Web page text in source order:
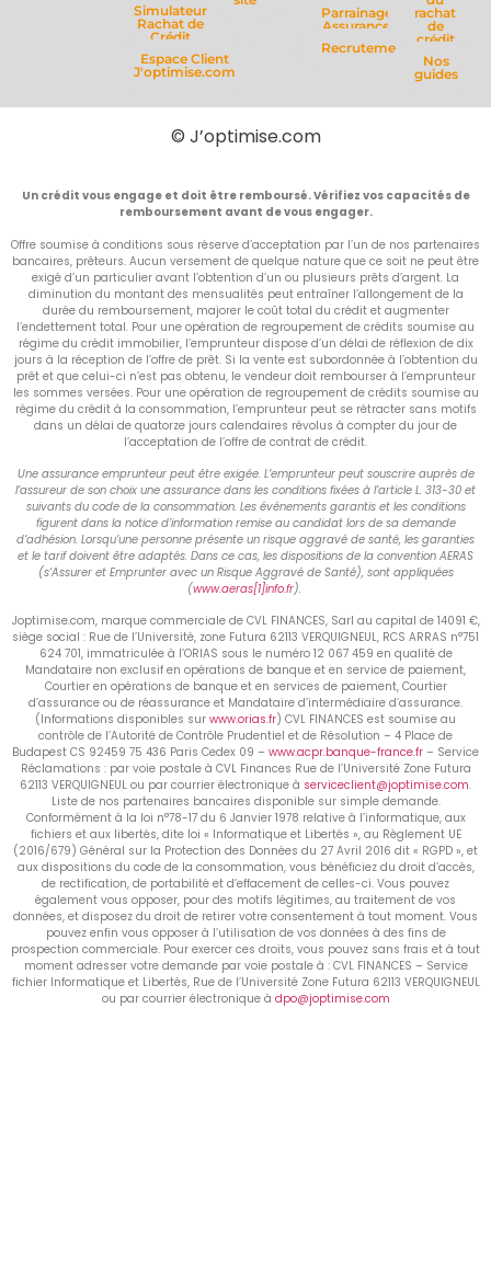
Simulateur
Rachat de
Crédit
Espace Client
J'optimise.com
Parrainage
Assurance
Recrutement
rachat
de
crédit
Nos
guides
© J’optimise.com
Un crédit vous engage et doit être remboursé. Vérifiez vos capacités de
remboursement avant de vous engager.
Offre soumise à conditions sous réserve d’acceptation par l’un de nos partenaires
bancaires, prêteurs. Aucun versement de quelque nature que ce soit ne peut être
exigé d’un particulier avant l’obtention d’un ou plusieurs prêts d’argent. La
diminution du montant des mensualités peut entraîner l’allongement de la
durée du remboursement, majorer le coût total du crédit et augmenter
l’endettement total. Pour une opération de regroupement de crédits soumise au
régime du crédit immobilier, l’emprunteur dispose d’un délai de réflexion de dix
jours à la réception de l’offre de prêt. Si la vente est subordonnée à l’obtention du
prêt et que celui-ci n’est pas obtenu, le vendeur doit rembourser à l’emprunteur
les sommes versées. Pour une opération de regroupement de crédits soumise au
régime du crédit à la consommation, l’emprunteur peut se rétracter sans motifs
dans un délai de quatorze jours calendaires révolus à compter du jour de
l’acceptation de l’offre de contrat de crédit.
Une assurance emprunteur peut être exigée. L’emprunteur peut souscrire auprès de
l’assureur de son choix une assurance dans les conditions fixées à l’article L. 313-30 et
suivants du code de la consommation. Les événements garantis et les conditions
figurent dans la notice d’information remise au candidat lors de sa demande
d’adhésion. Lorsqu’une personne présente un risque aggravé de santé, les garanties
et le tarif doivent être adaptés. Dans ce cas, les dispositions de la convention AERAS
(s’Assurer et Emprunter avec un Risque Aggravé de Santé), sont appliquées
(www.aeras[1]info.fr).
Joptimise.com, marque commerciale de CVL FINANCES, Sarl au capital de 14091 €,
siège social : Rue de l’Université, zone Futura 62113 VERQUIGNEUL, RCS ARRAS n°751
624 701, immatriculée à l’ORIAS sous le numéro 12 067 459 en qualité de
Mandataire non exclusif en opérations de banque et en service de paiement,
Courtier en opérations de banque et en services de paiement, Courtier
d’assurance ou de réassurance et Mandataire d’intermédiaire d’assurance.
(Informations disponibles sur www.orias.fr) CVL FINANCES est soumise au
contrôle de l’Autorité de Contrôle Prudentiel et de Résolution – 4 Place de
Budapest CS 92459 75 436 Paris Cedex 09 – www.acpr.banque-france.fr – Service
Réclamations : par voie postale à CVL Finances Rue de l’Université Zone Futura
62113 VERQUIGNEUL ou par courrier électronique à serviceclient@joptimise.com.
Liste de nos partenaires bancaires disponible sur simple demande.
Conformément à la loi n°78-17 du 6 Janvier 1978 relative à l’informatique, aux
fichiers et aux libertés, dite loi « Informatique et Libertés », au Règlement UE
(2016/679) Général sur la Protection des Données du 27 Avril 2016 dit « RGPD », et
aux dispositions du code de la consommation, vous bénéficiez du droit d’accès,
de rectification, de portabilité et d’effacement de celles-ci. Vous pouvez
également vous opposer, pour des motifs légitimes, au traitement de vos
données, et disposez du droit de retirer votre consentement à tout moment. Vous
pouvez enfin vous opposer à l’utilisation de vos données à des fins de
prospection commerciale. Pour exercer ces droits, vous pouvez sans frais et à tout
moment adresser votre demande par voie postale à : CVL FINANCES – Service
fichier Informatique et Libertés, Rue de l’Université Zone Futura 62113 VERQUIGNEUL
ou par courrier électronique à dpo@joptimise.com